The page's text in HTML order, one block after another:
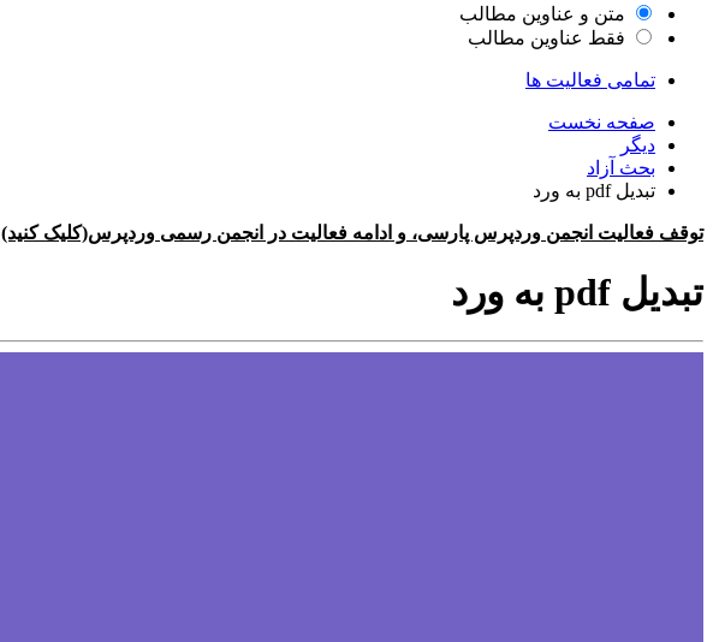
متن و عناوین مطالب
فقط عناوین مطالب
تمامی فعالیت ها
صفحه نخست
دیگر
بحث آزاد
تبدیل pdf به ورد
توقف فعالیت انجمن وردپرس پارسی، و ادامه فعالیت در انجمن رسمی وردپرس(کلیک کنید)
تبدیل pdf به ورد